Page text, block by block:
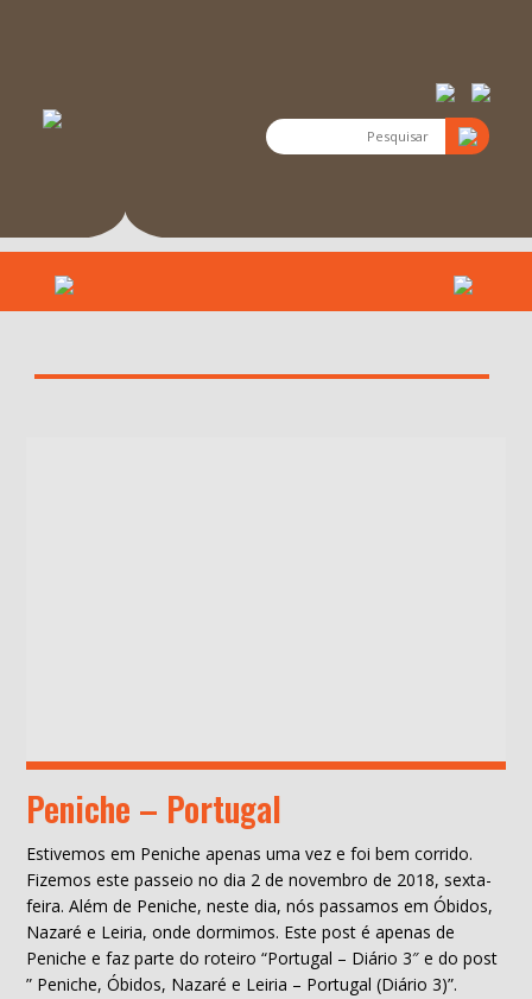
Peniche – Portugal
Estivemos em Peniche apenas uma vez e foi bem corrido.
Fizemos este passeio no dia 2 de novembro de 2018, sexta-
feira. Além de Peniche, neste dia, nós passamos em Óbidos,
Nazaré e Leiria, onde dormimos. Este post é apenas de
Peniche e faz parte do roteiro “Portugal – Diário 3″ e do post
” Peniche, Óbidos, Nazaré e Leiria – Portugal (Diário 3)”.